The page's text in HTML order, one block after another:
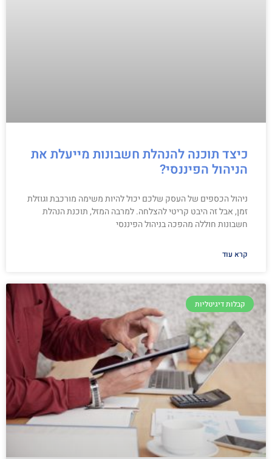
כיצד תוכנה להנהלת חשבונות מייעלת את
הניהול הפיננסי?
ניהול הכספים של העסק שלכם יכול להיות משימה מורכבת וגוזלת
זמן, אבל זה היבט קריטי להצלחה. למרבה המזל, תוכנת הנהלת
חשבונות חוללה מהפכה בניהול הפיננסי
קרא עוד
קבלות דיגיטליות